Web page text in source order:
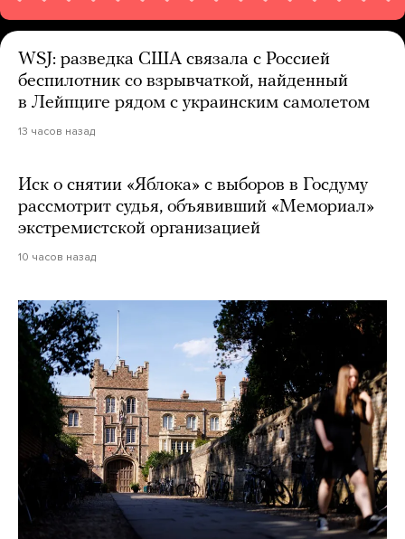
WSJ: разведка США связала с Россией
беспилотник со взрывчаткой, найденный
в Лейпциге рядом с украинским самолетом
13 часов назад
Иск о снятии «Яблока» с выборов в Госдуму
рассмотрит судья, объявивший «Мемориал»
экстремистской организацией
10 часов назад